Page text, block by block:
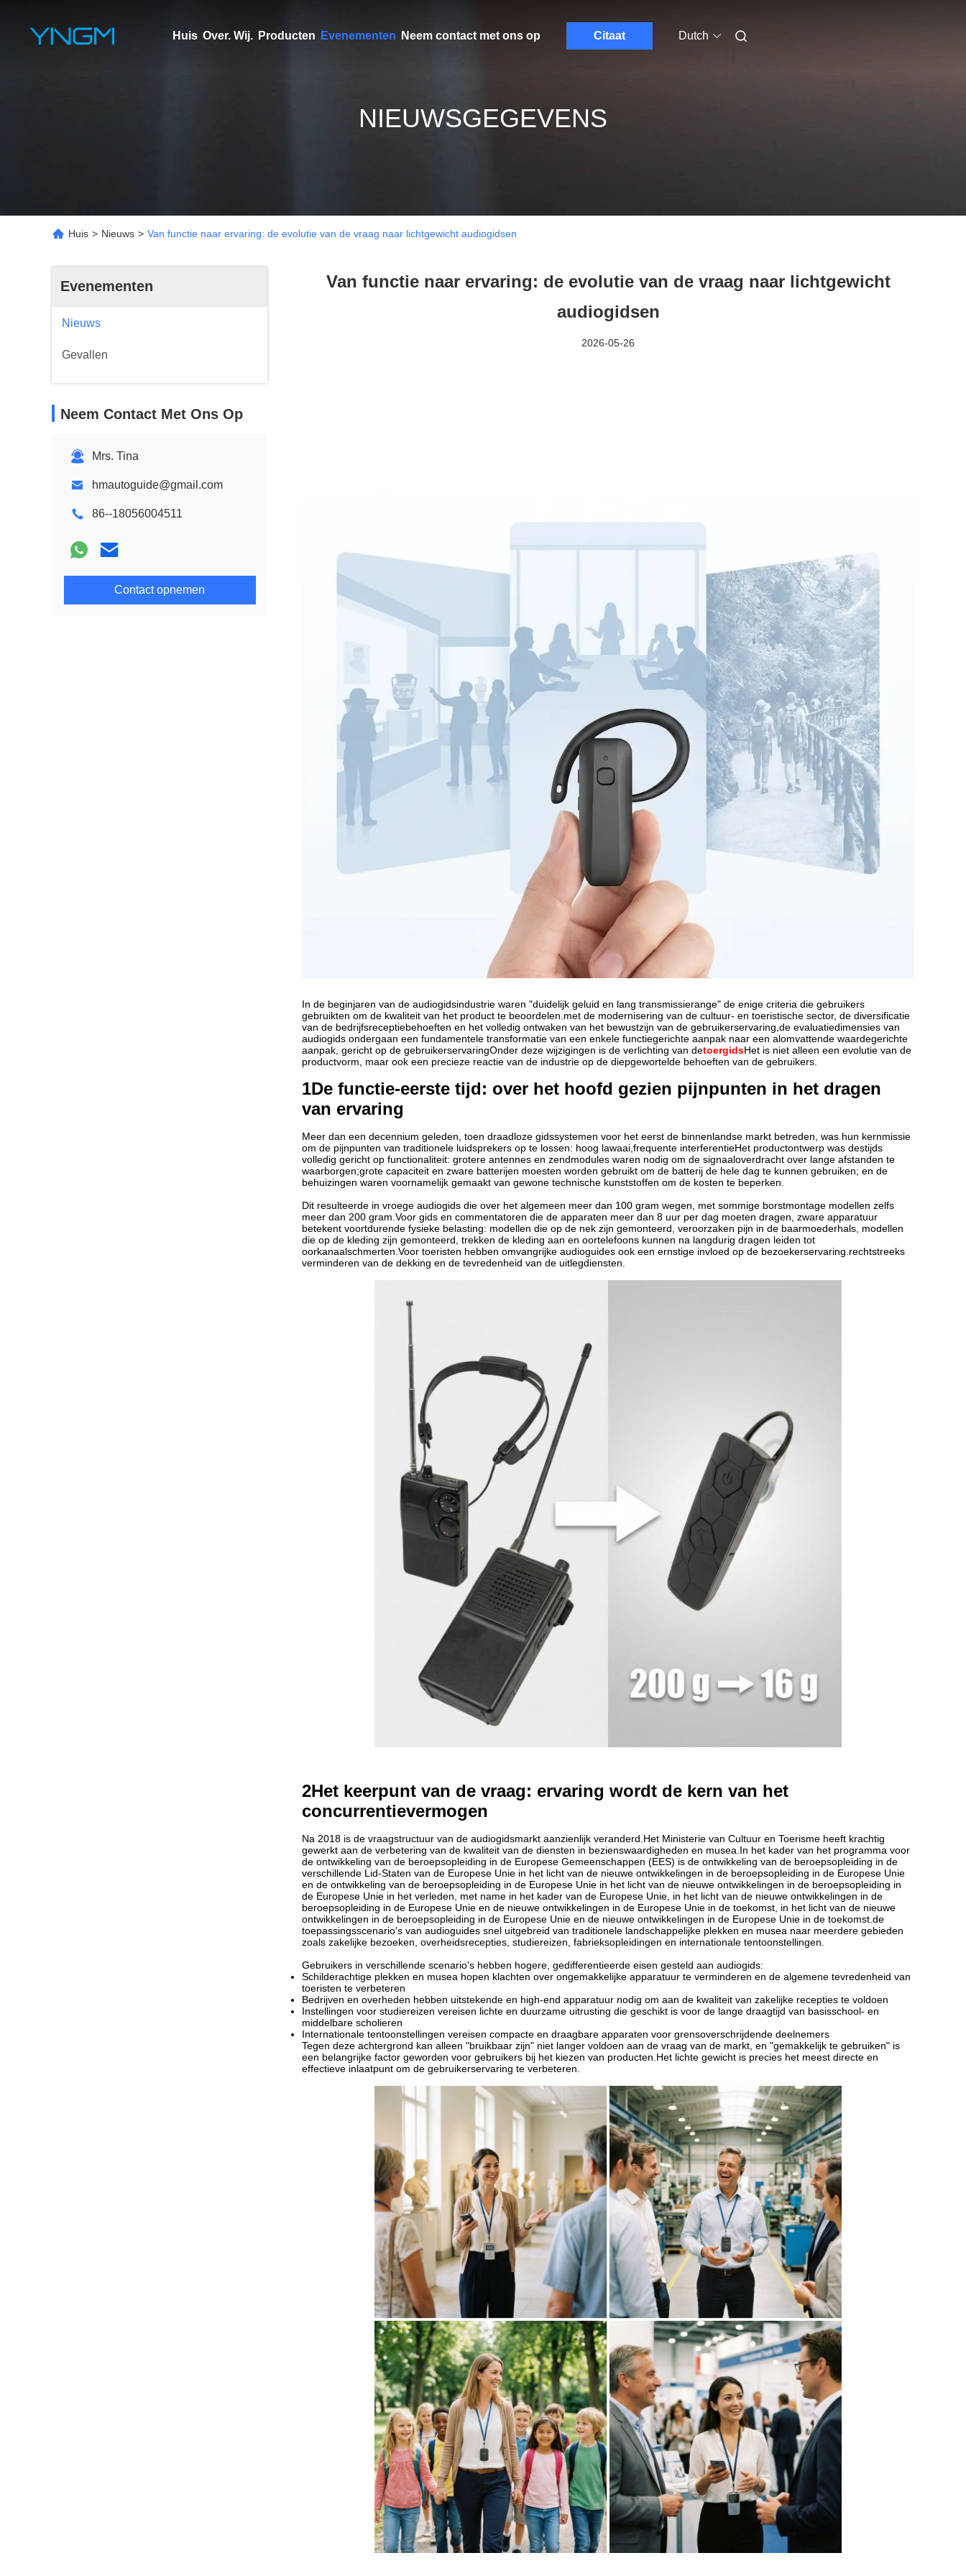
Huis Over. Wij. Producten Evenementen Neem contact met ons op Citaat Dutch
NIEUWSGEGEVENS
Huis > Nieuws > Van functie naar ervaring: de evolutie van de vraag naar lichtgewicht audiogidsen
Evenementen
Nieuws
Gevallen
Neem Contact Met Ons Op
Mrs. Tina
hmautoguide@gmail.com
86--18056004511
Contact opnemen
Van functie naar ervaring: de evolutie van de vraag naar lichtgewicht
audiogidsen
2026-05-26
In de beginjaren van de audiogidsindustrie waren "duidelijk geluid en lang transmissierange" de enige criteria die gebruikers
gebruikten om de kwaliteit van het product te beoordelen.met de modernisering van de cultuur- en toeristische sector, de diversificatie
van de bedrijfsreceptiebehoeften en het volledig ontwaken van het bewustzijn van de gebruikerservaring,de evaluatiedimensies van
audiogids ondergaan een fundamentele transformatie van een enkele functiegerichte aanpak naar een alomvattende waardegerichte
aanpak, gericht op de gebruikerservaringOnder deze wijzigingen is de verlichting van detoergidsHet is niet alleen een evolutie van de
productvorm, maar ook een precieze reactie van de industrie op de diepgewortelde behoeften van de gebruikers.
1De functie-eerste tijd: over het hoofd gezien pijnpunten in het dragen
van ervaring
Meer dan een decennium geleden, toen draadloze gidssystemen voor het eerst de binnenlandse markt betreden, was hun kernmissie
om de pijnpunten van traditionele luidsprekers op te lossen: hoog lawaai,frequente interferentieHet productontwerp was destijds
volledig gericht op functionaliteit: grotere antennes en zendmodules waren nodig om de signaaloverdracht over lange afstanden te
waarborgen;grote capaciteit en zware batterijen moesten worden gebruikt om de batterij de hele dag te kunnen gebruiken; en de
behuizingen waren voornamelijk gemaakt van gewone technische kunststoffen om de kosten te beperken.
Dit resulteerde in vroege audiogids die over het algemeen meer dan 100 gram wegen, met sommige borstmontage modellen zelfs
meer dan 200 gram.Voor gids en commentatoren die de apparaten meer dan 8 uur per dag moeten dragen, zware apparatuur
betekent voortdurende fysieke belasting: modellen die op de nek zijn gemonteerd, veroorzaken pijn in de baarmoederhals, modellen
die op de kleding zijn gemonteerd, trekken de kleding aan en oortelefoons kunnen na langdurig dragen leiden tot
oorkanaalschmerten.Voor toeristen hebben omvangrijke audioguides ook een ernstige invloed op de bezoekerservaring.rechtstreeks
verminderen van de dekking en de tevredenheid van de uitlegdiensten.
2Het keerpunt van de vraag: ervaring wordt de kern van het
concurrentievermogen
Na 2018 is de vraagstructuur van de audiogidsmarkt aanzienlijk veranderd.Het Ministerie van Cultuur en Toerisme heeft krachtig
gewerkt aan de verbetering van de kwaliteit van de diensten in bezienswaardigheden en musea.In het kader van het programma voor
de ontwikkeling van de beroepsopleiding in de Europese Gemeenschappen (EES) is de ontwikkeling van de beroepsopleiding in de
verschillende Lid-Staten van de Europese Unie in het licht van de nieuwe ontwikkelingen in de beroepsopleiding in de Europese Unie
en de ontwikkeling van de beroepsopleiding in de Europese Unie in het licht van de nieuwe ontwikkelingen in de beroepsopleiding in
de Europese Unie in het verleden, met name in het kader van de Europese Unie, in het licht van de nieuwe ontwikkelingen in de
beroepsopleiding in de Europese Unie en de nieuwe ontwikkelingen in de Europese Unie in de toekomst, in het licht van de nieuwe
ontwikkelingen in de beroepsopleiding in de Europese Unie en de nieuwe ontwikkelingen in de Europese Unie in de toekomst.de
toepassingsscenario's van audioguides snel uitgebreid van traditionele landschappelijke plekken en musea naar meerdere gebieden
zoals zakelijke bezoeken, overheidsrecepties, studiereizen, fabrieksopleidingen en internationale tentoonstellingen.
Gebruikers in verschillende scenario's hebben hogere, gedifferentieerde eisen gesteld aan audiogids:
Schilderachtige plekken en musea hopen klachten over ongemakkelijke apparatuur te verminderen en de algemene tevredenheid van
toeristen te verbeteren
Bedrijven en overheden hebben uitstekende en high-end apparatuur nodig om aan de kwaliteit van zakelijke recepties te voldoen
Instellingen voor studiereizen vereisen lichte en duurzame uitrusting die geschikt is voor de lange draagtijd van basisschool- en
middelbare scholieren
Internationale tentoonstellingen vereisen compacte en draagbare apparaten voor grensoverschrijdende deelnemers
Tegen deze achtergrond kan alleen "bruikbaar zijn" niet langer voldoen aan de vraag van de markt, en "gemakkelijk te gebruiken" is
een belangrijke factor geworden voor gebruikers bij het kiezen van producten.Het lichte gewicht is precies het meest directe en
effectieve inlaatpunt om de gebruikerservaring te verbeteren.